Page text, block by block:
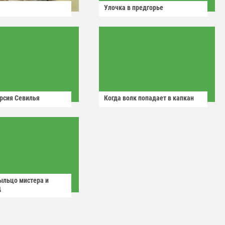
Улочка в предгорье
Севилья Когда волк попадает в капкан
мистера и